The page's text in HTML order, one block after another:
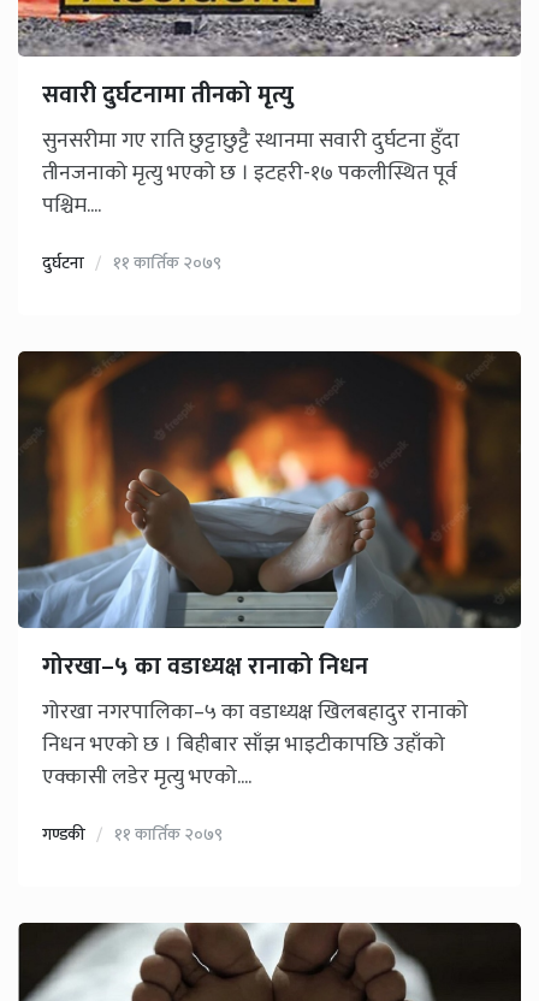
सवारी दुर्घटनामा तीनको मृत्यु
सुनसरीमा गए राति छुट्टाछुट्टै स्थानमा सवारी दुर्घटना हुँदा
तीनजनाको मृत्यु भएको छ । इटहरी-१७ पकलीस्थित पूर्व
पश्चिम....
दुर्घटना ११ कार्तिक २०७९
गोरखा–५ का वडाध्यक्ष रानाको निधन
गोरखा नगरपालिका–५ का वडाध्यक्ष खिलबहादुर रानाको
निधन भएको छ । बिहीबार साँझ भाइटीकापछि उहाँको
एक्कासी लडेर मृत्यु भएको....
गण्डकी ११ कार्तिक २०७९